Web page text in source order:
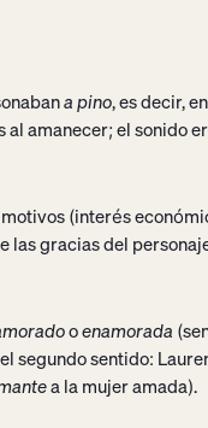
a pino, es decir,
amanecer; el sonido
(interés
las gracias del
oenamorada
segundo sentido:
a la mujer amada).